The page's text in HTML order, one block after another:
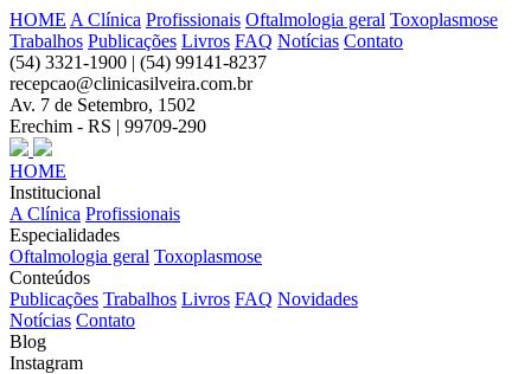
HOME A Clínica Profissionais Oftalmologia geral Toxoplasmose
Trabalhos Publicações Livros FAQ Notícias Contato
(54) 3321-1900 | (54) 99141-8237
recepcao@clinicasilveira.com.br
Av. 7 de Setembro, 1502
Erechim - RS | 99709-290
HOME
Institucional
A Clínica Profissionais
Especialidades
Oftalmologia geral Toxoplasmose
Conteúdos
Publicações Trabalhos Livros FAQ Novidades
Notícias Contato
Blog
Instagram